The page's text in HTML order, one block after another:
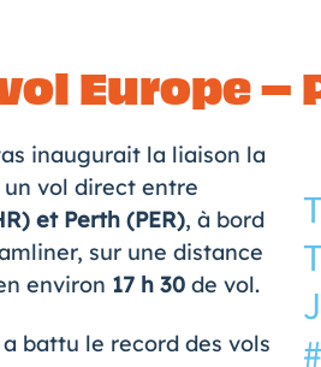
Europe –
inaugurait la liaison la
vol direct entre
et Perth (PER), à bord
sur une distance
environ 17 h 30 de vol.
battu le record des vols